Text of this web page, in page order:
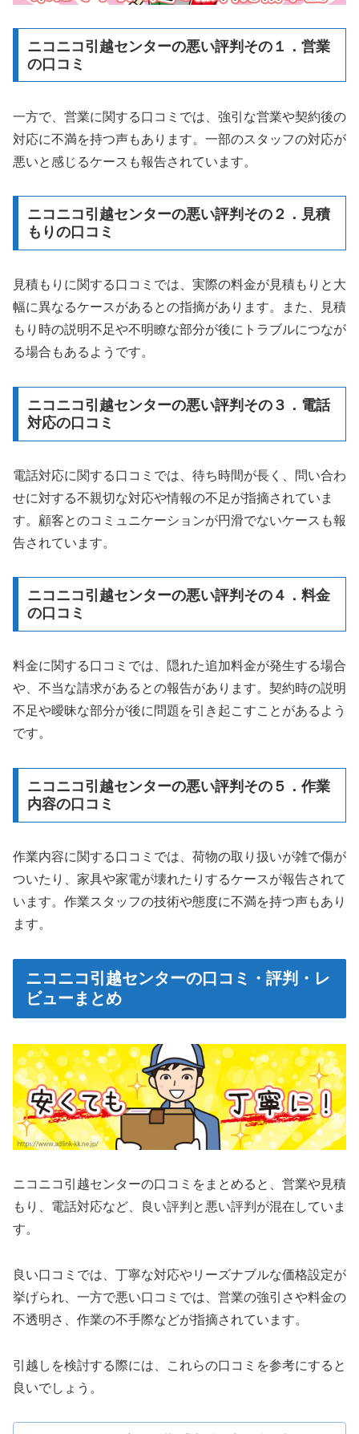
ニコニコ引越センターの悪い評判その１．営業
の口コミ
一方で、営業に関する口コミでは、強引な営業や契約後の
対応に不満を持つ声もあります。一部のスタッフの対応が
悪いと感じるケースも報告されています。
ニコニコ引越センターの悪い評判その２．見積
もりの口コミ
見積もりに関する口コミでは、実際の料金が見積もりと大
幅に異なるケースがあるとの指摘があります。また、見積
もり時の説明不足や不明瞭な部分が後にトラブルにつなが
る場合もあるようです。
ニコニコ引越センターの悪い評判その３．電話
対応の口コミ
電話対応に関する口コミでは、待ち時間が長く、問い合わ
せに対する不親切な対応や情報の不足が指摘されていま
す。顧客とのコミュニケーションが円滑でないケースも報
告されています。
ニコニコ引越センターの悪い評判その４．料金
の口コミ
料金に関する口コミでは、隠れた追加料金が発生する場合
や、不当な請求があるとの報告があります。契約時の説明
不足や曖昧な部分が後に問題を引き起こすことがあるよう
です。
ニコニコ引越センターの悪い評判その５．作業
内容の口コミ
作業内容に関する口コミでは、荷物の取り扱いが雑で傷が
ついたり、家具や家電が壊れたりするケースが報告されて
います。作業スタッフの技術や態度に不満を持つ声もあり
ます。
ニコニコ引越センターの口コミ・評判・レ
ビューまとめ
ニコニコ引越センターの口コミをまとめると、営業や見積
もり、電話対応など、良い評判と悪い評判が混在していま
す。
良い口コミでは、丁寧な対応やリーズナブルな価格設定が
挙げられ、一方で悪い口コミでは、営業の強引さや料金の
不透明さ、作業の不手際などが指摘されています。
引越しを検討する際には、これらの口コミを参考にすると
良いでしょう。